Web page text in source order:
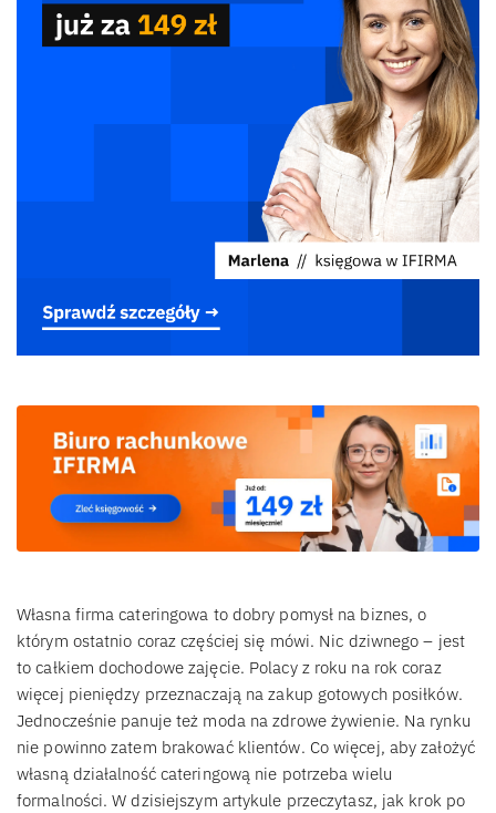
Własna firma cateringowa to dobry pomysł na biznes, o
którym ostatnio coraz częściej się mówi. Nic dziwnego – jest
to całkiem dochodowe zajęcie. Polacy z roku na rok coraz
więcej pieniędzy przeznaczają na zakup gotowych posiłków.
Jednocześnie panuje też moda na zdrowe żywienie. Na rynku
nie powinno zatem brakować klientów. Co więcej, aby założyć
własną działalność cateringową nie potrzeba wielu
formalności. W dzisiejszym artykule przeczytasz, jak krok po